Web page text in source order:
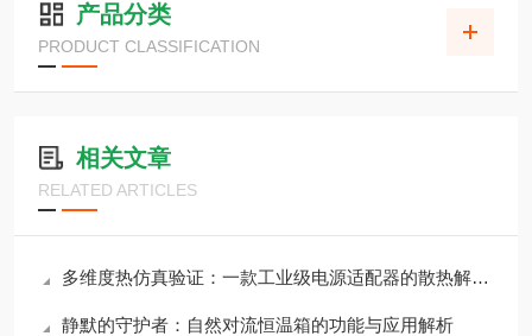
产品分类
PRODUCT CLASSIFICATION
相关文章
RELATED ARTICLES
多维度热仿真验证：一款工业级电源适配器的散热解决方案
静默的守护者：自然对流恒温箱的功能与应用解析